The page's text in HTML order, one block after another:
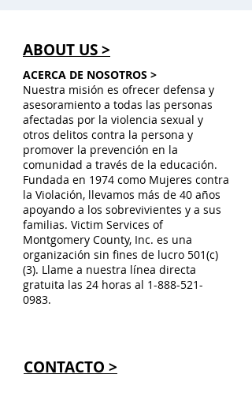
ABOUT US >
ACERCA DE NOSOTROS >
Nuestra misión es ofrecer defensa y
asesoramiento a todas las personas
afectadas por la violencia sexual y
otros delitos contra la persona y
promover la prevención en la
comunidad a través de la educación.
Fundada en 1974 como Mujeres contra
la Violación, llevamos más de 40 años
apoyando a los sobrevivientes y a sus
familias. Victim Services of
Montgomery County, Inc. es una
organización sin fines de lucro 501(c)
(3). Llame a nuestra línea directa
gratuita las 24 horas al 1-888-521-
0983.
CONTACTO >